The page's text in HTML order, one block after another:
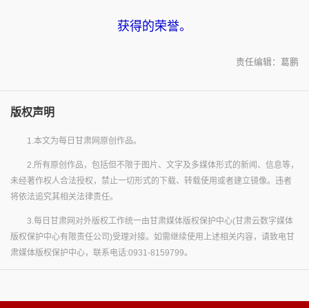
获得的荣誉。
责任编辑：葛鹏
版权声明
1.本文为每日甘肃网原创作品。
2.所有原创作品，包括但不限于图片、文字及多媒体形式的新闻、信息等，
未经著作权人合法授权，禁止一切形式的下载、转载使用或者建立镜像。违者
将依法追究其相关法律责任。
3.每日甘肃网对外版权工作统一由甘肃媒体版权保护中心(甘肃云数字媒体
版权保护中心有限责任公司)受理对接。如需继续使用上述相关内容，请致电甘
肃媒体版权保护中心，联系电话:0931-8159799。